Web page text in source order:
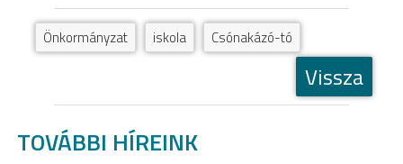
Önkormányzat iskola Csónakázó-tó
Vissza
TOVÁBBI HÍREINK